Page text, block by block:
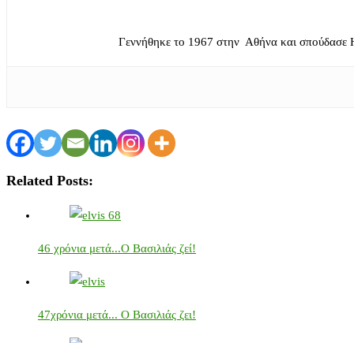
Γεννήθηκε το 1967 στην Αθήνα και σπούδασε
Related Posts:
46 χρόνια μετά...Ο Βασιλιάς ζεί!
47χρόνια μετά... Ο Βασιλιάς ζει!